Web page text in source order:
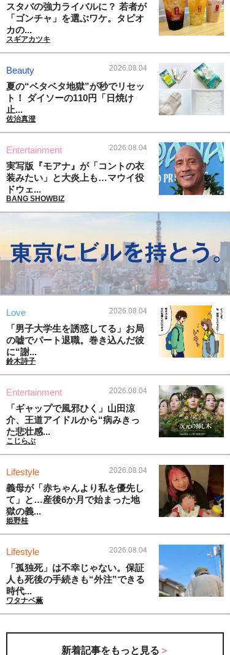
スタバの強力ライバルに？ 若者が
「ゴンチャ」を選ぶワケ。タピオ
カの...
スギアカツキ
Beauty 2026.08.04
夏の“ベタベタ地獄”が秒でリセッ
ト！ ダイソーの110円「日焼け
止...
佐治真澄
Entertainment 2026.08.04
実写版『モアナ』が「コントの衣
装みたい」と大炎上も…マウイ役
ドウェ...
BANG SHOWBIZ
Love 2026.08.04
「男子大学生を誘惑してる」お局
の嘘でパート退職。巻き込んだ彼
に“謝...
鈴木詩子
Entertainment 2026.08.04
「ギャップで風邪ひく」山田涼
介、王道アイドルから“病みきっ
た悲壮感...
こじらぶ
Lifestyle 2026.08.04
義母が「赤ちゃんより私を優先し
て」と…産後6か月で始まった地
獄の義...
姫野桂
Lifestyle 2026.08.04
「孤独死」は不幸じゃない。保証
人も死後の手続きも“外注”できる
時代...
ワタナベ薫
新着記事をもっと見る